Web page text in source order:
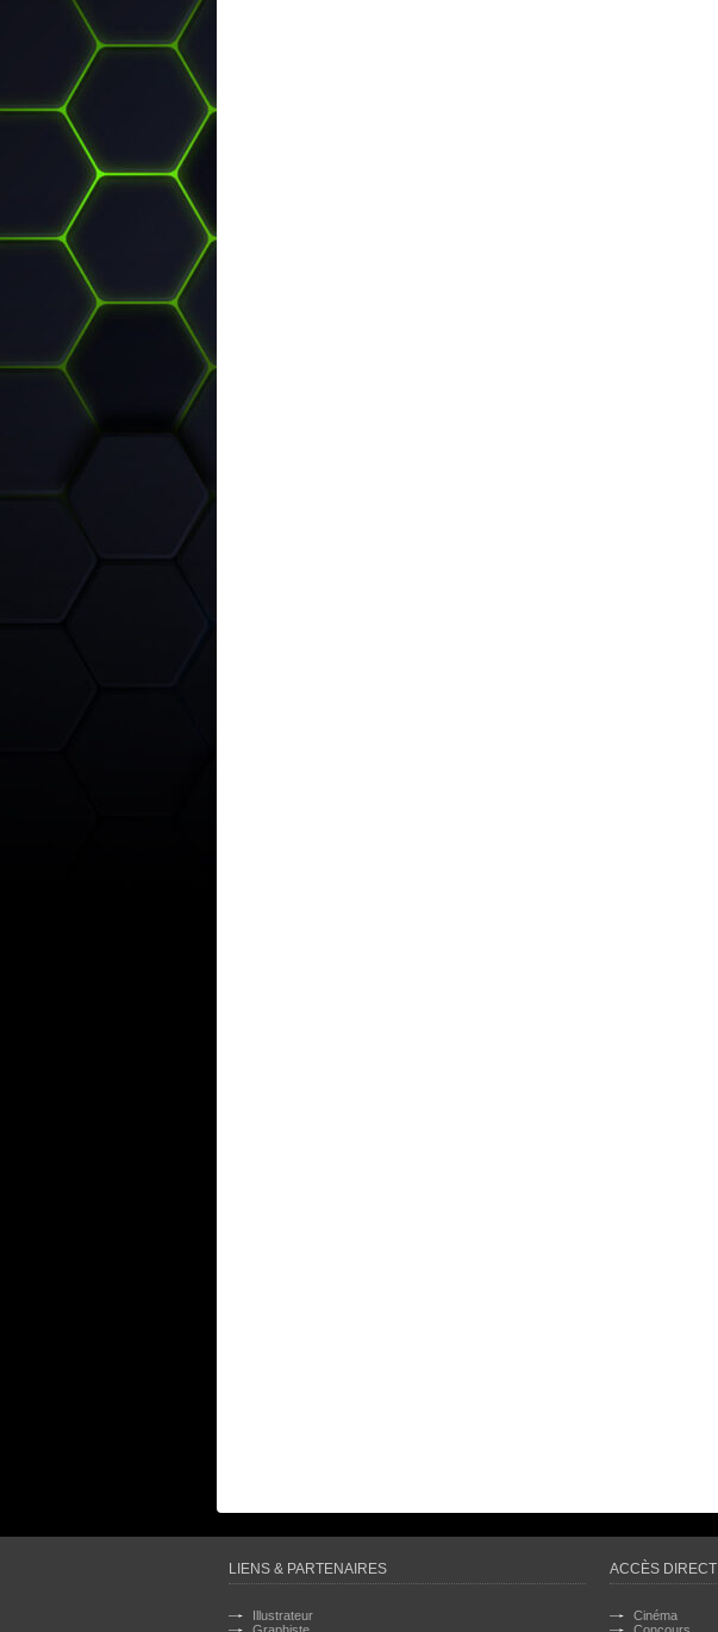
LIENS & PARTENAIRES
Illustrateur
ACCÈS DIRECT
Cinéma